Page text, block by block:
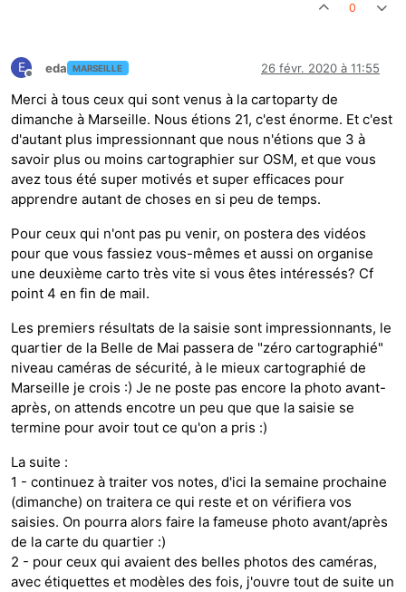
0
E
Hors-ligne
eda MARSEILLE 26 févr. 2020 à 11:55
Merci à tous ceux qui sont venus à la cartoparty de
dimanche à Marseille. Nous étions 21, c'est énorme. Et c'est
d'autant plus impressionnant que nous n'étions que 3 à
savoir plus ou moins cartographier sur OSM, et que vous
avez tous été super motivés et super efficaces pour
apprendre autant de choses en si peu de temps.
Pour ceux qui n'ont pas pu venir, on postera des vidéos
pour que vous fassiez vous-mêmes et aussi on organise
une deuxième carto très vite si vous êtes intéressés? Cf
point 4 en fin de mail.
Les premiers résultats de la saisie sont impressionnants, le
quartier de la Belle de Mai passera de "zéro cartographié"
niveau caméras de sécurité, à le mieux cartographié de
Marseille je crois :) Je ne poste pas encore la photo avant-
après, on attends encotre un peu que que la saisie se
termine pour avoir tout ce qu'on a pris :)
La suite :
1 - continuez à traiter vos notes, d'ici la semaine prochaine
(dimanche) on traitera ce qui reste et on vérifiera vos
saisies. On pourra alors faire la fameuse photo avant/après
de la carte du quartier :)
2 - pour ceux qui avaient des belles photos des caméras,
avec étiquettes et modèles des fois, j'ouvre tout de suite un